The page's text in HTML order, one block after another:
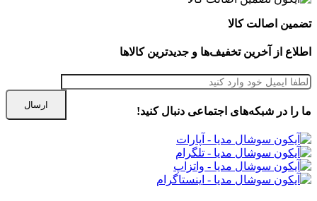
تضمین اصالت کالا
اطلاع از آخرین تخفیف‌ها و جدیدترین کالاها
ما را در شبكه‌های اجتماعی دنبال کنید!